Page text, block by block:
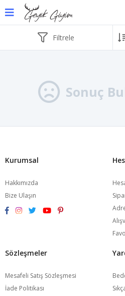
Filtrele
Sonuç
Kurumsal
Hakkımızda
Bize Ulaşın
Sözleşmeler
Mesafeli Satış Sözleşmesi
İade Politikası